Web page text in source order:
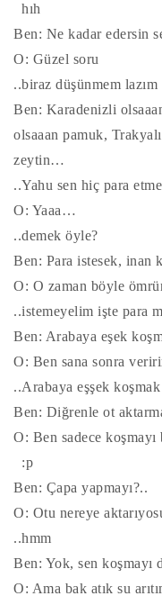
hıh
Ben: Ne kadar edersin
O: Güzel soru
..biraz düşünmem lazım
Ben: Karadenizli
olsaaan pamuk,
zeytin…
..Yahu sen hiç para
O: Yaaa…
..demek öyle?
Ben: Para istesek, inan
O: O zaman böyle
..istemeyelim işte para
Ben: Arabaya eşek
O: Ben sana sonra
..Arabaya eşşek koşmak
Ben: Diğrenle ot
O: Ben sadece
:p
Ben: Çapa yapmayı?..
O: Otu nereye
..hmm
Ben: Yok, sen
O: Ama bak atık su